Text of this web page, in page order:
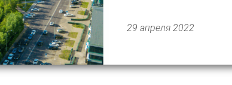
решено увеличить
29 апреля 2022